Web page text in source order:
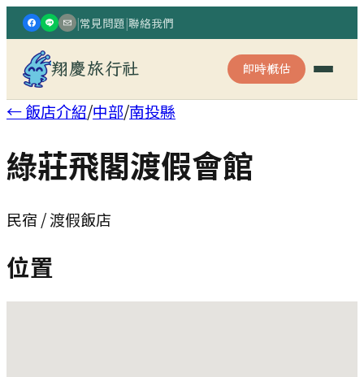
|常見問題|聯絡我們
翔慶旅行社 即時概估
← 飯店介紹/中部/南投縣
綠莊飛閣渡假會館
民宿 / 渡假飯店
位置